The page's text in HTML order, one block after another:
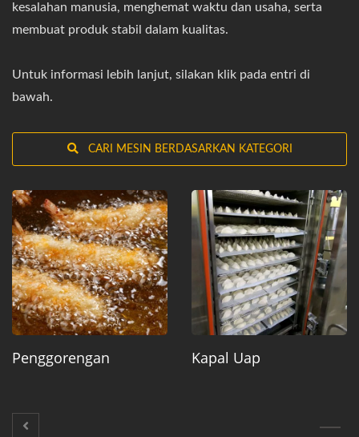
kesalahan manusia, menghemat waktu dan usaha, serta
membuat produk stabil dalam kualitas.
Untuk informasi lebih lanjut, silakan klik pada entri di
bawah.
CARI MESIN BERDASARKAN KATEGORI
Penggorengan Kapal Uap